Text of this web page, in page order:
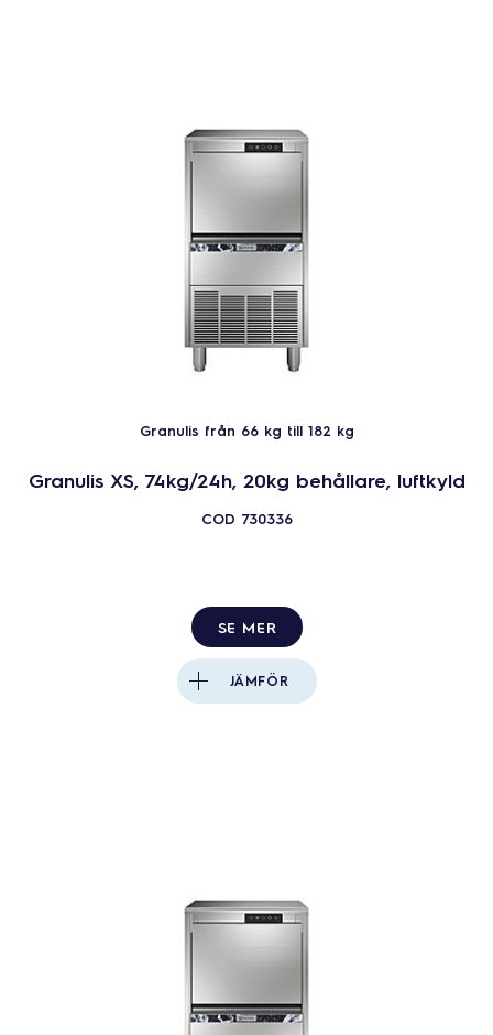
Granulis från 66 kg till 182 kg
Granulis XS, 74kg/24h, 20kg behållare, luftkyld
COD 730336
SE MER
JÄMFÖR